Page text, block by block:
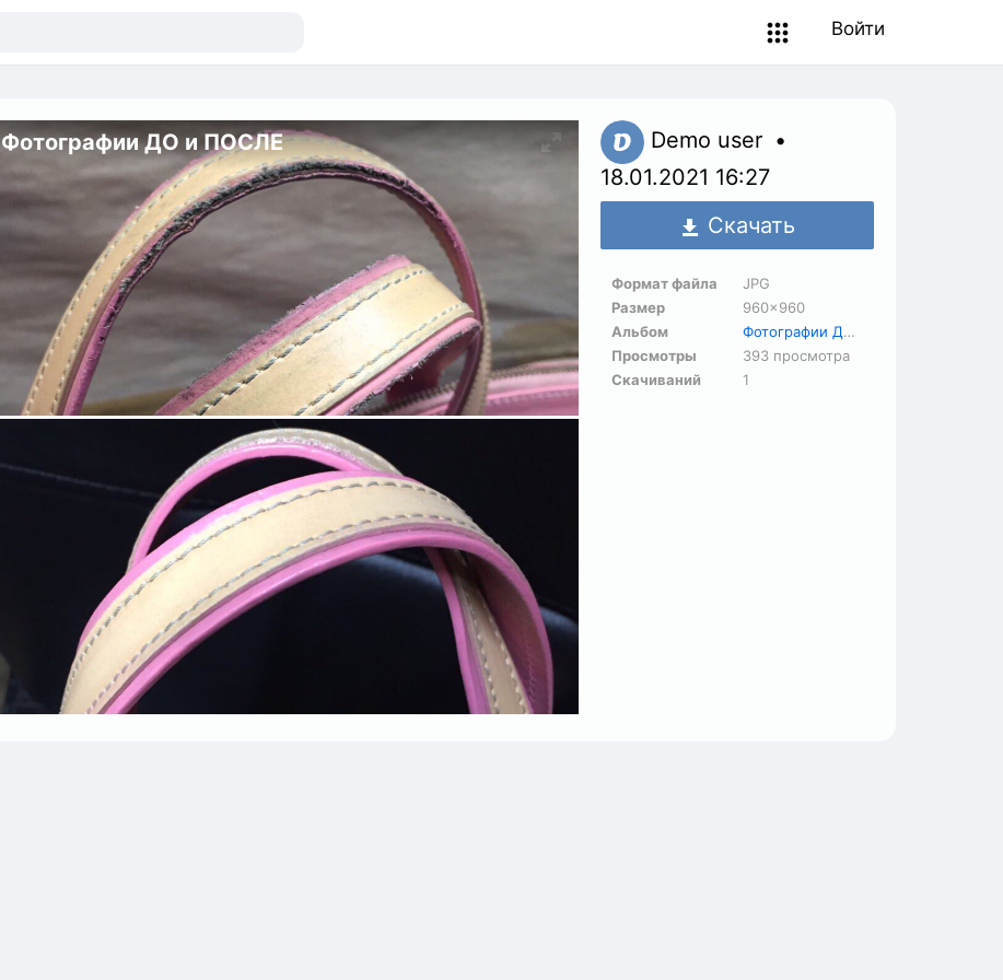
Войти
Фотографии ДО и ПОСЛЕ
Demo user
18.01.2021 16:27
Скачать
Формат файла
JPG
Размер
960×960
Альбом
Фотографии ДО и ПОСЛЕ
Просмотры
393 просмотра
Скачиваний
1